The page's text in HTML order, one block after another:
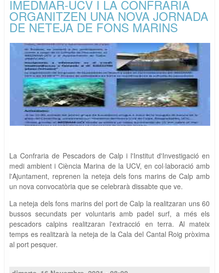
IMEDMAR-UCV I LA CONFRARIA
ORGANITZEN UNA NOVA JORNADA
DE NETEJA DE FONS MARINS
La Confraria de Pescadors de Calp i l'Institut d'Investigació en
medi ambient i Ciència Marina de la UCV, en col·laboració amb
l'Ajuntament, reprenen la neteja dels fons marins de Calp amb
un nova convocatòria que se celebrarà dissabte que ve.
La neteja dels fons marins del port de Calp la realitzaran uns 60
bussos secundats per voluntaris amb padel surf, a més els
pescadors calpins realitzaran l'extracció en terra. Al mateix
temps es realitzarà la neteja de la Cala del Cantal Roig pròxima
al port pesquer.